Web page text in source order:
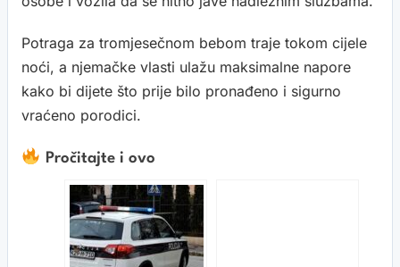
Potraga za tromjesečnom bebom traje tokom cijele
noći, a njemačke vlasti ulažu maksimalne napore
kako bi dijete što prije bilo pronađeno i sigurno
vraćeno porodici.
Pročitajte i ovo